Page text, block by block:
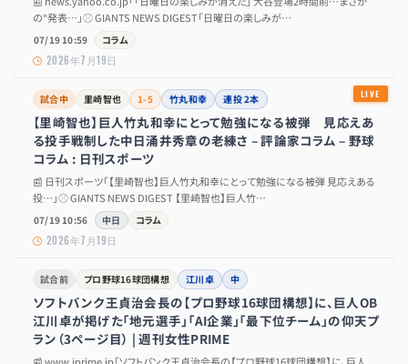
の“発表…」⚾ GIANTS NEWS DIGEST「日曜日の楽しみが…
07/19 10:59 コラム
2026年7月19日
試合中 里崎智也 1-5 竹丸和幸 連投 2本
【里崎智也】巨人竹丸和幸にとって勉強になる被弾 見応えあ
る投手戦制した中日涌井秀章の老練さ – 評論家コラム – 野球
コラム : 日刊スポーツ
📰 日刊スポーツ「【里崎智也】巨人竹丸和幸にとって勉強になる被弾 見応えある
投…」⚾ GIANTS NEWS DIGEST 【里崎智也】巨人竹…
07/19 10:56 中日 コラム
2026年7月19日
試合前 プロ野球16球団構想 江川卓 中
ソフトバンク王貞治会長の【プロ野球16球団構想】に、巨人OB
江川卓が掲げた「地元選手」「AI企業」「最下位チーム」の仰天プ
ラン（3ページ目） | 週刊女性PRIME